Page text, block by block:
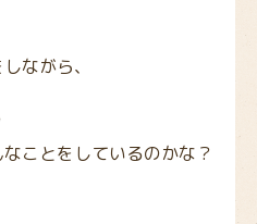
ながら、
ことをしているのかな？